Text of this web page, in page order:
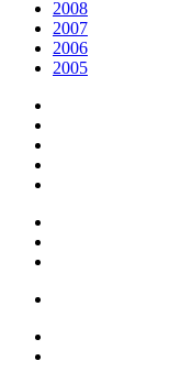
2008
2007
2006
2005